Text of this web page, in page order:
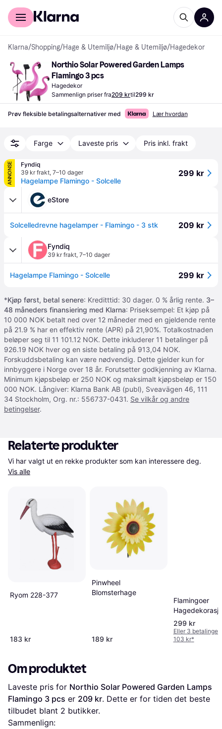
For kunder
Klarna/Shopping/Hage & Utemiljø/Hage & Utemiljø/Hagedekor
Northio Solar Powered Garden Lamps
Flamingo 3 pcs
Hagedekor
Sammenlign priser fra209 krtil299 kr
Prøv fleksible betalingsalternativer med Lær hvordan
Farge Laveste pris Pris inkl. frakt
ANNONSE
Fyndiq
39 kr frakt, 7–10 dager
Hagelampe Flamingo - Solcelle
299 kr
eStore
Solcelledrevne hagelamper - Flamingo - 3 stk 209 kr
Fyndiq
39 kr frakt, 7–10 dager
Hagelampe Flamingo - Solcelle 299 kr
*Kjøp først, betal senere: Kreditttid: 30 dager. 0 % årlig rente. 3–
48 måneders finansiering med Klarna: Priseksempel: Et kjøp på
10 000 NOK betalt ned over 12 måneder med en gjeldende rente
på 21.9 % har en effektiv rente (APR) på 21,90%. Totalkostnaden
beløper seg til 11 101.12 NOK. Dette inkluderer 11 betalinger på
926.19 NOK hver og en siste betaling på 913,04 NOK.
Forskuddsbetaling kan være nødvendig. Dette gjelder kun for
innbyggere i Norge over 18 år. Forutsetter godkjenning av Klarna.
Minimum kjøpsbeløp er 250 NOK og maksimalt kjøpsbeløp er 150
000 NOK. Långiver: Klarna Bank AB (publ), Sveavägen 46, 111
34 Stockholm, Org. nr.: 556737-0431. Se vilkår og andre
betingelser.
Relaterte produkter
Vis alle
Ryom 228-377
183 kr
Pinwheel
Blomsterhage
189 kr
Flamingoer
299 kr
Eller 3 betalinger
103 kr*
Om produktet
Laveste pris for Northio Solar Powered Garden Lamps
Flamingo 3 pcs er 209 kr. Dette er for tiden det beste
tilbudet blant 2 butikker.
Sammenlign: